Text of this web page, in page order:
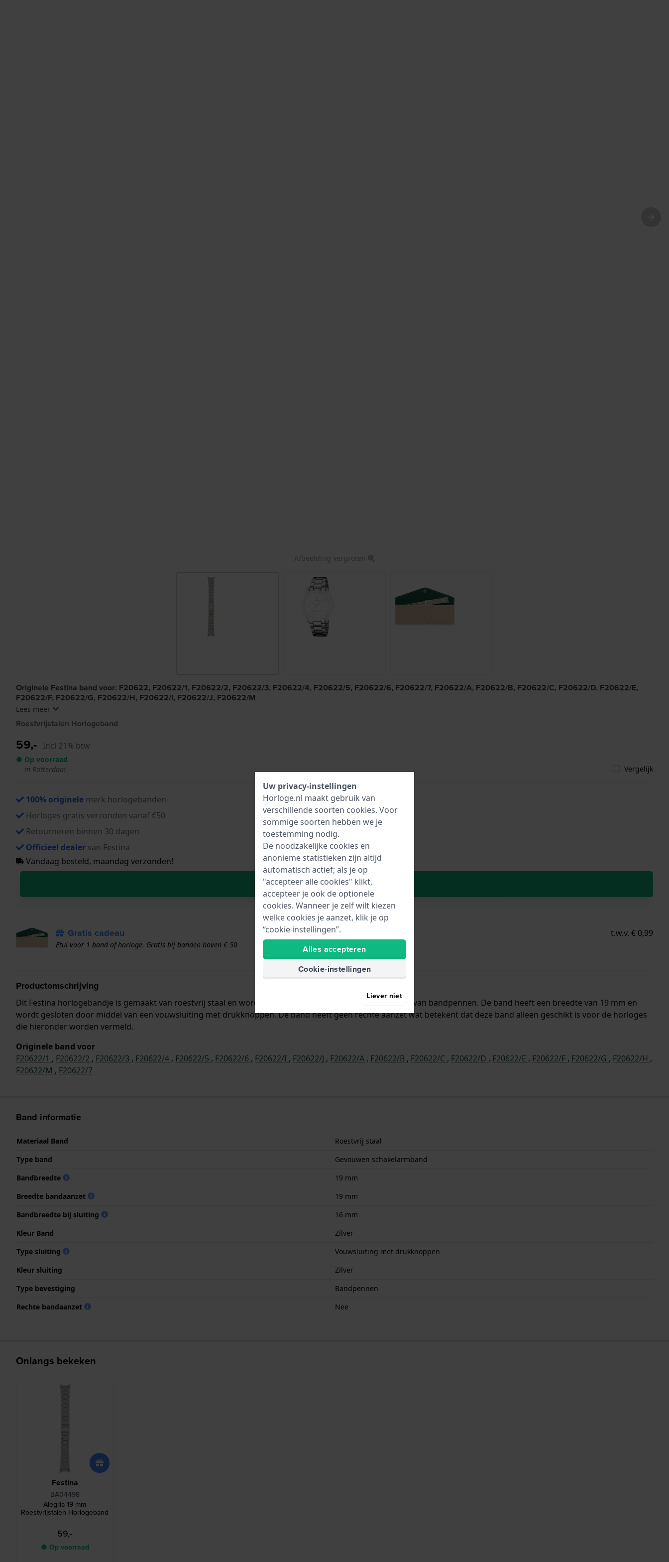
Afbeelding vergroten
Originele Festina band voor: F20622, F20622/1, F20622/2, F20622/3, F20622/4, F20622/5, F20622/6, F20622/7, F20622/A, F20622/B, F20622/C, F20622/D, F20622/E,
F20622/F, F20622/G, F20622/H, F20622/I, F20622/J, F20622/M
Lees meer
Roestvrijstalen Horlogeband
59,- Incl 21% btw
● Op voorraad
in Rotterdam
Vergelijk
100% originele merk horlogebanden
Horloges gratis verzonden vanaf €50
Retourneren binnen 30 dagen
Officieel dealervan Festina
Vandaag besteld, maandag verzonden!
In Winkelwagen
Gratis cadeau t.w.v. € 0,99
Etui voor 1 band of horloge. Gratis bij banden boven € 50
Productomschrijving
Dit Festina horlogebandje is gemaakt van roestvrij staal en wordt aan het horloge bevestigd door middel van bandpennen. De band heeft een breedte van 19 mm en
wordt gesloten door middel van een vouwsluiting met drukknoppen. De band heeft geen rechte aanzet wat betekent dat deze band alleen geschikt is voor de horloges
die hieronder worden vermeld.
Originele band voor
F20622/1 , F20622/2 , F20622/3 , F20622/4 , F20622/5 , F20622/6 , F20622/I , F20622/J , F20622/A , F20622/B , F20622/C , F20622/D , F20622/E , F20622/F , F20622/G , F20622/H ,
F20622/M , F20622/7
Band informatie
Materiaal Band
Roestvrij staal
Type band
Gevouwen schakelarmband
Bandbreedte
19 mm
Breedte bandaanzet
19 mm
Bandbreedte bij sluiting
16 mm
Kleur Band
Zilver
Type sluiting
Vouwsluiting met drukknoppen
Kleur sluiting
Zilver
Type bevestiging
Bandpennen
Rechte bandaanzet
Nee
Onlangs bekeken
Festina
BA04498
Alegria 19 mm
Roestvrijstalen Horlogeband
59,-
● Op voorraad
Uw privacy-instellingen
Horloge.nl maakt gebruik van
verschillende soorten cookies. Voor
sommige soorten hebben we je
toestemming nodig.
De noodzakelijke cookies en
anonieme statistieken zijn altijd
automatisch actief; als je op
"accepteer alle cookies" klikt,
accepteer je ook de optionele
cookies. Wanneer je zelf wilt kiezen
welke cookies je aanzet, klik je op
“cookie instellingen”.
Alles accepteren
Cookie-instellingen
Liever niet